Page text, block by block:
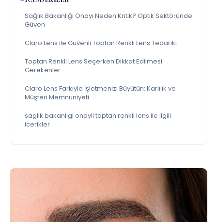
Sağlık Bakanlığı Onayı Neden Kritik? Optik Sektöründe
Güven
Claro Lens ile Güvenli Toptan Renkli Lens Tedariki
Toptan Renkli Lens Seçerken Dikkat Edilmesi
Gerekenler
Claro Lens Farkıyla İşletmenizi Büyütün: Karlılık ve
Müşteri Memnuniyeti
saglik bakanligi onayli toptan renkli lens ile ilgili
icerikler